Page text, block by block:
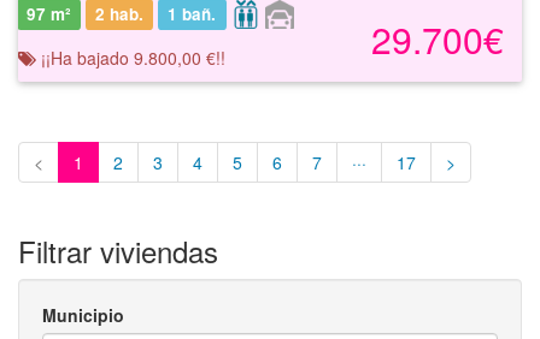
29.700€
97 m² 2 hab. 1 bañ.
¡¡Ha bajado 9.800,00 €!!
< 1 2 3 4 5 6 7 ··· 17 >
Filtrar viviendas
Municipio